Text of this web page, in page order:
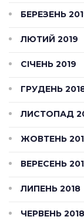
БЕРЕЗЕНЬ
ЛЮТИЙ 2019
СІЧЕНЬ 2019
ГРУДЕНЬ
ЛИСТОПАД
ЖОВТЕНЬ
ВЕРЕСЕНЬ
ЛИПЕНЬ 2018
ЧЕРВЕНЬ 2018